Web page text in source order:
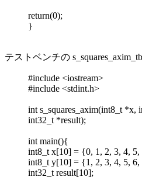
return(0);
}
テストベンチの
#include <iostream>
#include <stdint.h>
int s_squares_axim(int8_t *x,
int32_t *result);
int main(){
int8_t x[10] = {0, 1, 2, 3, 4, 5,
int8_t y[10] = {1, 2, 3, 4, 5, 6,
int32_t result[10];